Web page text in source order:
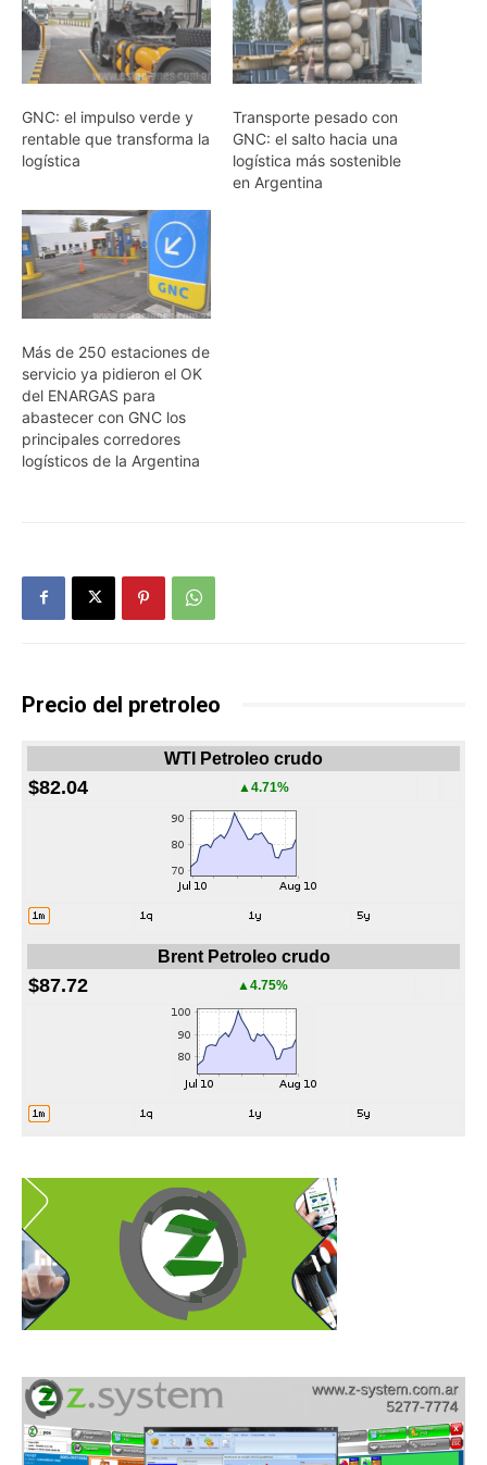
GNC: el impulso verde y
rentable que transforma la
logística
Transporte pesado con
GNC: el salto hacia una
logística más sostenible
en Argentina
Más de 250 estaciones de
servicio ya pidieron el OK
del ENARGAS para
abastecer con GNC los
principales corredores
logísticos de la Argentina
Precio del pretroleo
WTI Petroleo crudo
$82.04 ▲4.71%
Brent Petroleo crudo
$87.72 ▲4.75%